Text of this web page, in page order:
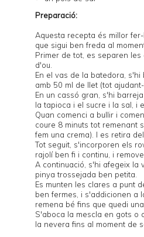
Preparació:
Aquesta recepta és millor
que sigui ben freda al
Primer de tot, es separen
d'ou.
En el vas de la batedora,
amb 50 ml de llet (tot
En un cassó gran, s'hi
la tapioca i el sucre i la sal, i
Quan comenci a bullir i
coure 8 minuts tot remenant
fem una crema). I es retira
Tot seguit, s'incorporen els
rajolí ben fi i continu, i
A continuació, s'hi afegeix la
pinya trossejada ben petita.
Es munten les clares a punt
ben fermes, i s'addicionen a
remena bé fins que quedi
S'aboca la mescla en gots o
la nevera fins al moment de